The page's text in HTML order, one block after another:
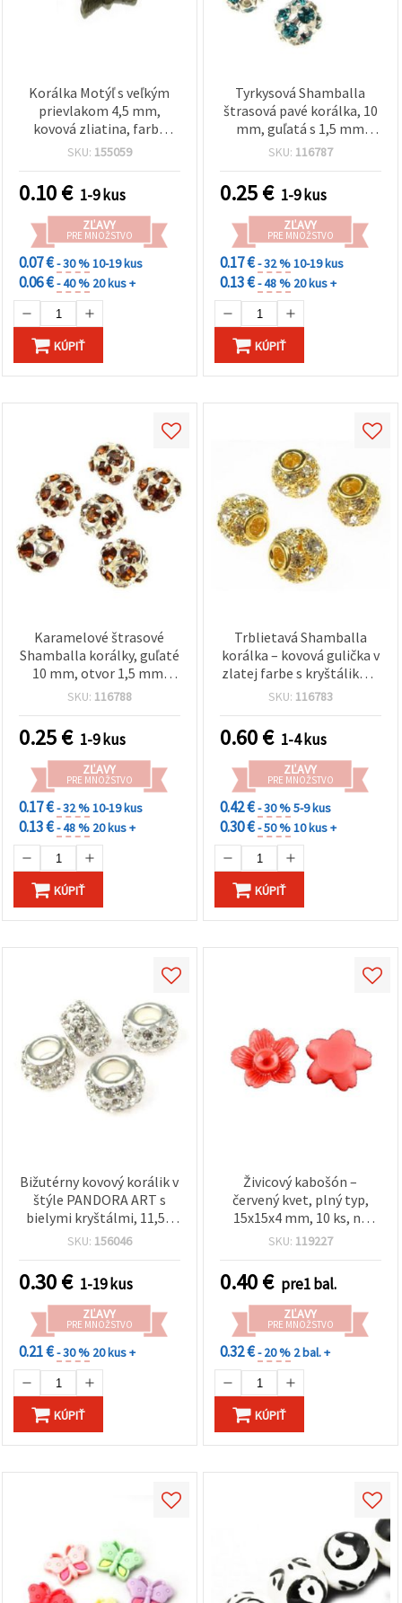
Korálka Motýľ s veľkým
prievlakom 4,5 mm,
kovová zliatina, farba
antik bronz, 13×12×7 mm,
šperky, náramky a
náhrdelníky – EM ART
SKU: 155059
0.10€ 1-9 kus
ZĽAVY
PRE MNOŽSTVO
0.07 €- 30 %10-19 kus
0.06 €- 40 % 20 kus +
KÚPIŤ
Tyrkysová Shamballa
štrasová pavé korálka, 10
mm, guľatá s 1,5 mm
otvorom – na DIY tvorbu
náramky a náhrdelníky
SKU: 116787
0.25€ 1-9 kus
ZĽAVY
PRE MNOŽSTVO
0.17 €- 32 %10-19 kus
0.13 €- 48 % 20 kus +
KÚPIŤ
Karamelové štrasové
Shamballa korálky, guľaté
10 mm, otvor 1,5 mm,
kovový základ – trblietavé
náramkov a náhrdelníkov
SKU: 116788
0.25€ 1-9 kus
ZĽAVY
PRE MNOŽSTVO
0.17 €- 32 %10-19 kus
0.13 €- 48 % 20 kus +
KÚPIŤ
Trblietavá Shamballa
korálka – kovová gulička v
zlatej farbe s kryštálikmi,
13x11 mm, otvor 5 mm,
SKU: 116783
0.60€ 1-4 kus
ZĽAVY
PRE MNOŽSTVO
0.42 €- 30 %5-9 kus
0.30 €- 50 %10 kus +
KÚPIŤ
Bižutérny kovový korálik v
štýle PANDORA ART s
bielymi kryštálmi, 11,5–
12,5 × 7 mm, prievlak 5
SKU: 156046
0.30€ 1-19 kus
ZĽAVY
PRE MNOŽSTVO
0.21 €- 30 % 20 kus +
KÚPIŤ
Živicový kabošón –
červený kvet, plný typ,
15x15x4 mm, 10 ks, na
šperky a kreatívne
SKU: 119227
0.40€ pre1 bal.
ZĽAVY
PRE MNOŽSTVO
0.32 €- 20 % 2 bal. +
KÚPIŤ